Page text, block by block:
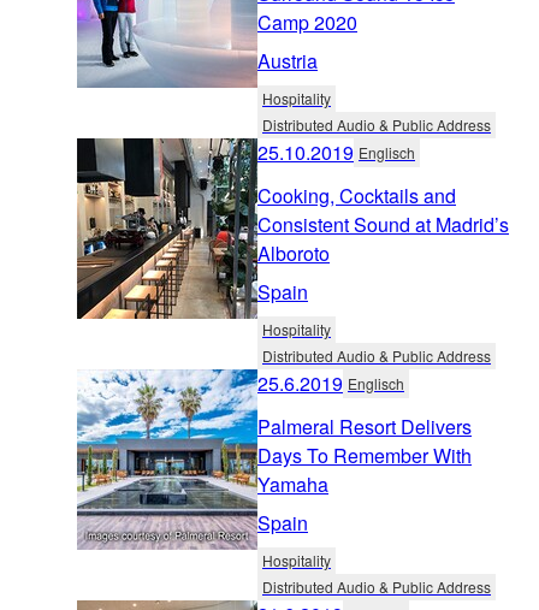
Camp 2020
Austria
Hospitality
Distributed Audio & Public Address
25.10.2019 Englisch
Cooking, Cocktails and
Consistent Sound at Madrid’s
Alboroto
Spain
Hospitality
Distributed Audio & Public Address
25.6.2019 Englisch
Palmeral Resort Delivers
Days To Remember With
Yamaha
Spain
Hospitality
Distributed Audio & Public Address